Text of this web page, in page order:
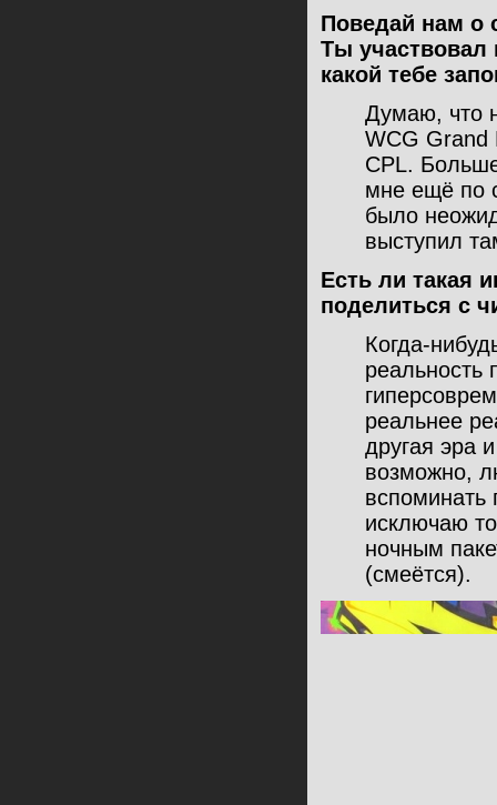
Поведай нам о
Ты участвовал
какой тебе
Думаю, что
WCG Grand
CPL.
мне ещё по
было
выступил
Есть ли такая
поделиться с
Когда-
реальность
реальнее
другая эра
возможно,
вспоминать
исключаю
ночным
(смеётся).